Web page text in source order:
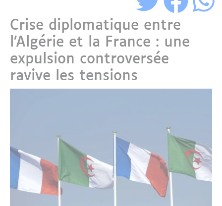
Crise diplomatique entre
l’Algérie et la France : une
expulsion controversée
ravive les tensions